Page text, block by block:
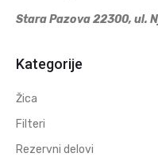
Stara Pazova 22300, ul.
Kategorije
Žica
Filteri
Rezervni delovi